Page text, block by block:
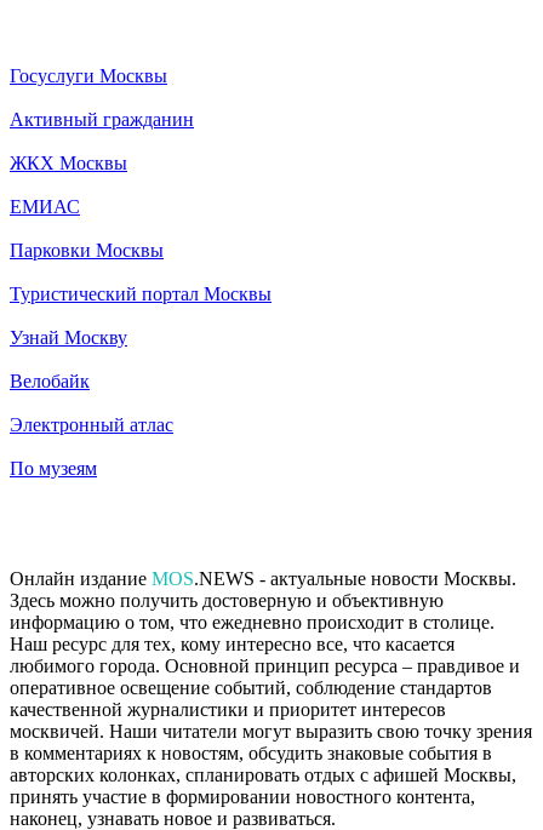
Госуслуги Москвы
Активный гражданин
ЖКХ Москвы
ЕМИАС
Парковки Москвы
Туристический портал Москвы
Узнай Москву
Велобайк
Электронный атлас
По музеям
Онлайн издание MOS.NEWS - актуальные новости Москвы.
Здесь можно получить достоверную и объективную
информацию о том, что ежедневно происходит в столице.
Наш ресурс для тех, кому интересно все, что касается
любимого города. Основной принцип ресурса – правдивое и
оперативное освещение событий, соблюдение стандартов
качественной журналистики и приоритет интересов
москвичей. Наши читатели могут выразить свою точку зрения
в комментариях к новостям, обсудить знаковые события в
авторских колонках, спланировать отдых с афишей Москвы,
принять участие в формировании новостного контента,
наконец, узнавать новое и развиваться.